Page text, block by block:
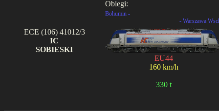
Obiegi:
ECE (106) 41012/3
IC
SOBIESKI
Bohumin -
- Warszawa
EU44
160 km/h
330 t